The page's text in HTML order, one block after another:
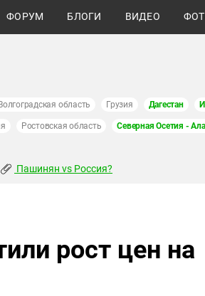
ФОРУМ БЛОГИ ВИДЕО
Волгоградская область Грузия Дагестан
Ростовская область Северная Осетия -
Пашинян vs Россия?
рост цен на